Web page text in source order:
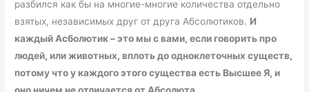
разбился как бы на многие-многие количества отдельно
взятых, независимых друг от друга Абсолютиков. И
каждый Асболютик – это мы с вами, если говорить про
людей, или животных, вплоть до одноклеточных существ,
потому что у каждого этого существа есть Высшее Я, и
оно ничем не отличается от Абсолюта